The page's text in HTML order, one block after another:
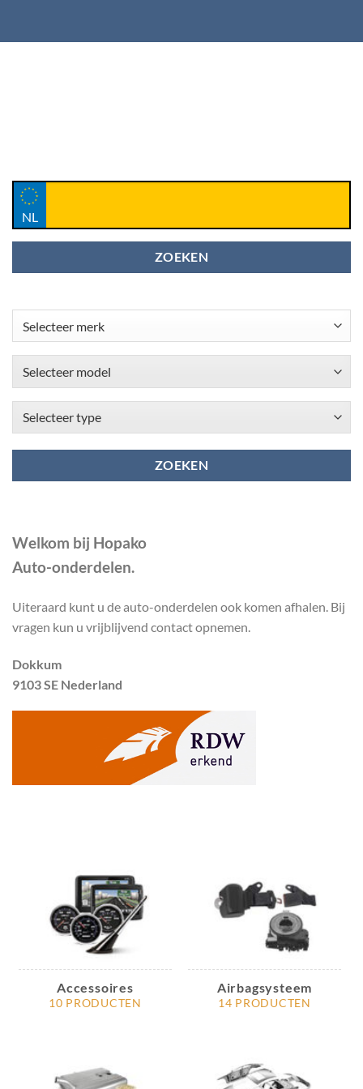
NL
ZOEKEN
ZOEKEN
Welkom bij Hopako
Auto-onderdelen.
Uiteraard kunt u de auto-onderdelen ook komen afhalen. Bij
vragen kun u vrijblijvend contact opnemen.
Dokkum
9103 SE Nederland
Accessoires
10 PRODUCTEN
Airbagsysteem
14 PRODUCTEN